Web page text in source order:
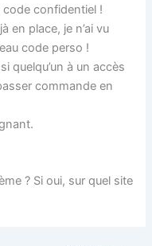
code confidentiel !
en place, je n’ai vu
code perso !
quelqu’un à un accès
commande en
? Si oui, sur quel site